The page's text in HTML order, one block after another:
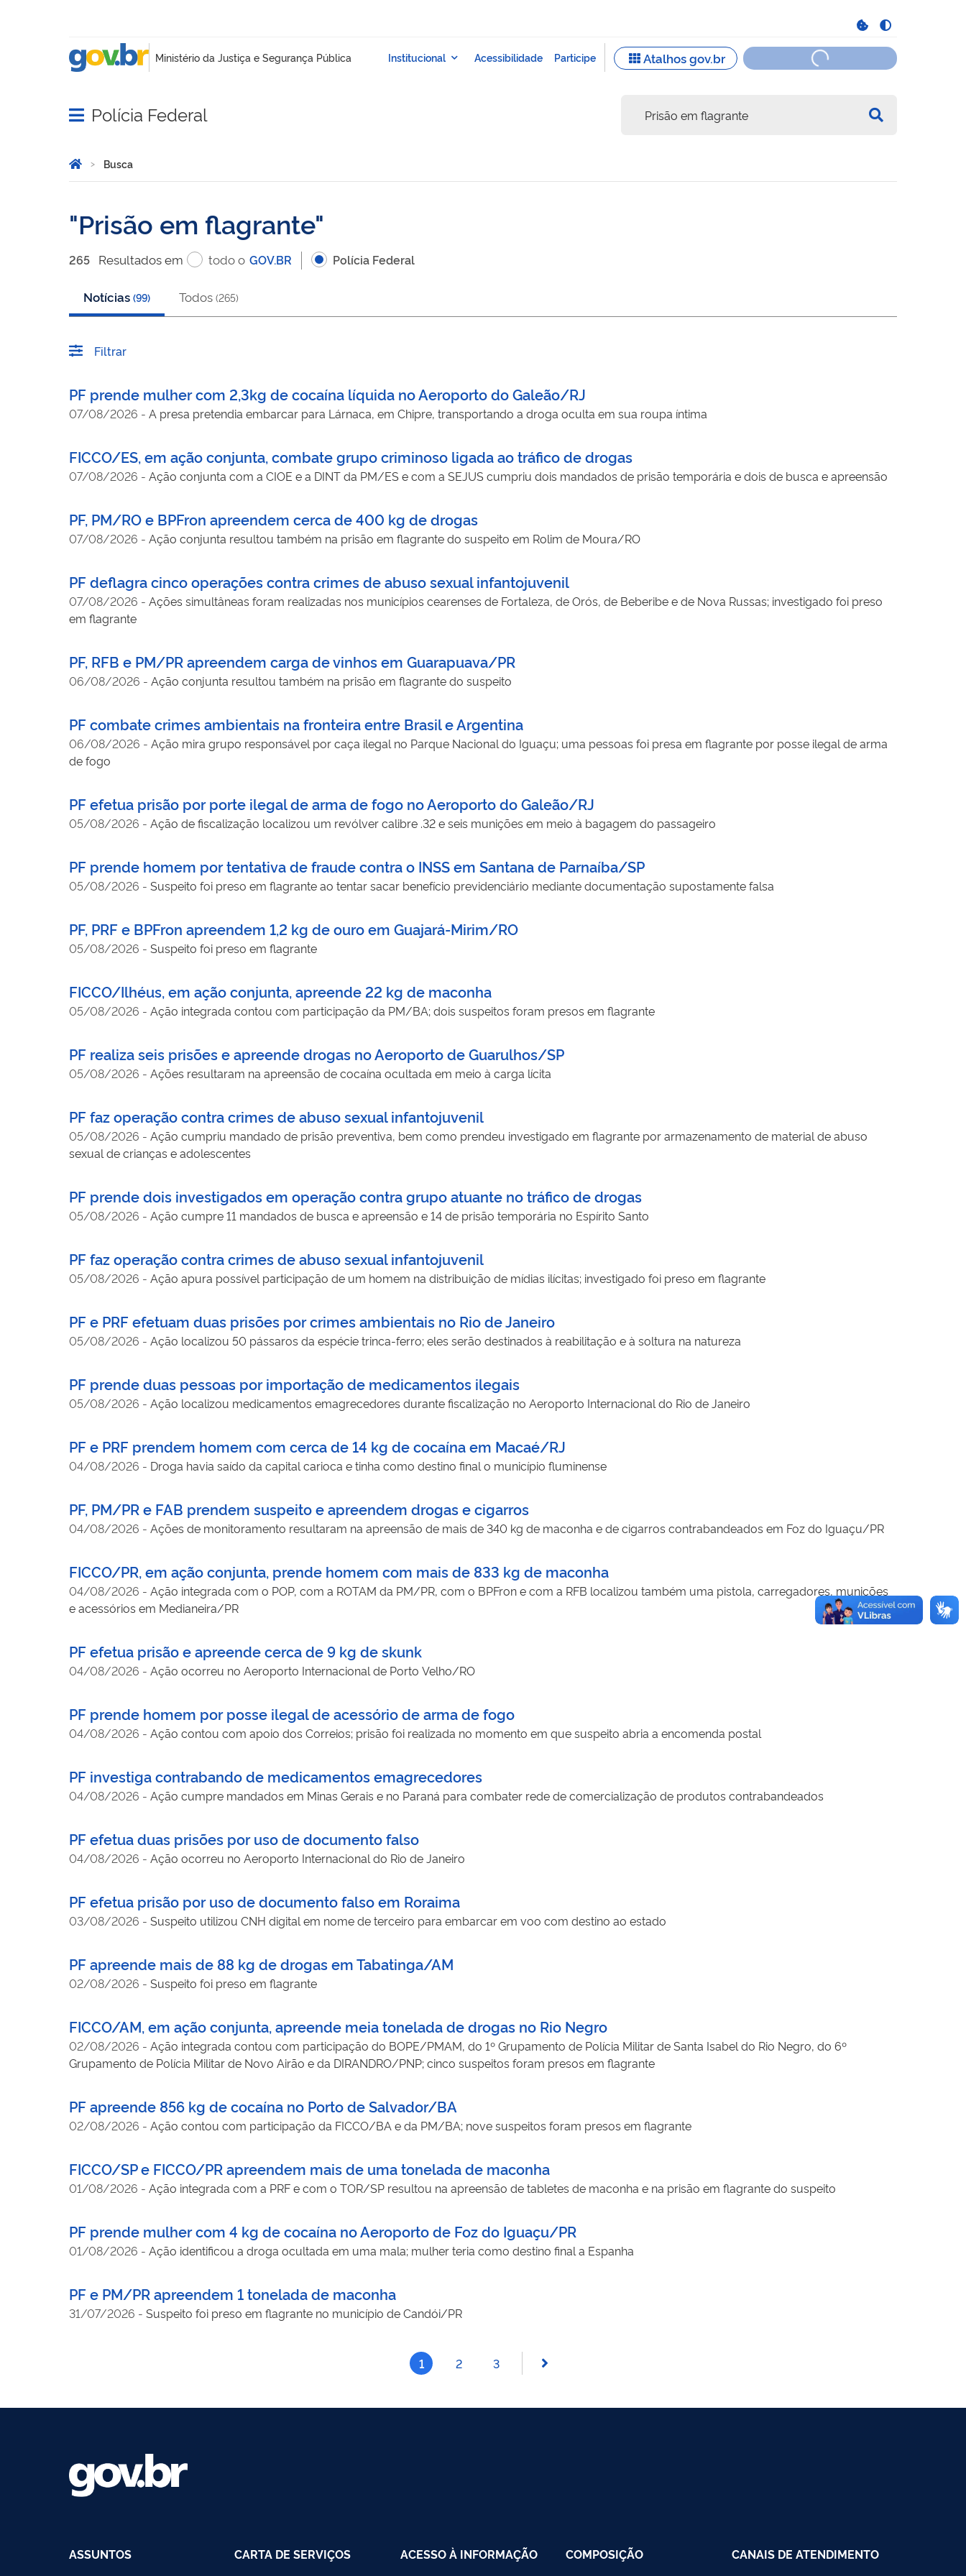
Abrir menu principal de navegação
Polícia Federal
Você está aqui:
Página Inicial
Busca
Prisão em flagrante
265 Resultadosem todo o GOV.BR Polícia Federal
Notícias (99) Todos (265)
Filtrar
PF prende mulher com 2,3kg de cocaína líquida no Aeroporto do Galeão/RJ
07/08/2026 - A presa pretendia embarcar para Lárnaca, em Chipre, transportando a droga oculta em sua roupa íntima
FICCO/ES, em ação conjunta, combate grupo criminoso ligada ao tráfico de drogas
07/08/2026 - Ação conjunta com a CIOE e a DINT da PM/ES e com a SEJUS cumpriu dois mandados de prisão temporária e dois de busca e apreensão
PF, PM/RO e BPFron apreendem cerca de 400 kg de drogas
07/08/2026 - Ação conjunta resultou também na prisão em flagrante do suspeito em Rolim de Moura/RO
PF deflagra cinco operações contra crimes de abuso sexual infantojuvenil
07/08/2026 - Ações simultâneas foram realizadas nos municípios cearenses de Fortaleza, de Orós, de Beberibe e de Nova Russas; investigado foi preso
em flagrante
PF, RFB e PM/PR apreendem carga de vinhos em Guarapuava/PR
06/08/2026 - Ação conjunta resultou também na prisão em flagrante do suspeito
PF combate crimes ambientais na fronteira entre Brasil e Argentina
06/08/2026 - Ação mira grupo responsável por caça ilegal no Parque Nacional do Iguaçu; uma pessoas foi presa em flagrante por posse ilegal de arma
de fogo
PF efetua prisão por porte ilegal de arma de fogo no Aeroporto do Galeão/RJ
05/08/2026 - Ação de fiscalização localizou um revólver calibre .32 e seis munições em meio à bagagem do passageiro
PF prende homem por tentativa de fraude contra o INSS em Santana de Parnaíba/SP
05/08/2026 - Suspeito foi preso em flagrante ao tentar sacar benefício previdenciário mediante documentação supostamente falsa
PF, PRF e BPFron apreendem 1,2 kg de ouro em Guajará-Mirim/RO
05/08/2026 - Suspeito foi preso em flagrante
FICCO/Ilhéus, em ação conjunta, apreende 22 kg de maconha
05/08/2026 - Ação integrada contou com participação da PM/BA; dois suspeitos foram presos em flagrante
PF realiza seis prisões e apreende drogas no Aeroporto de Guarulhos/SP
05/08/2026 - Ações resultaram na apreensão de cocaína ocultada em meio à carga lícita
PF faz operação contra crimes de abuso sexual infantojuvenil
05/08/2026 - Ação cumpriu mandado de prisão preventiva, bem como prendeu investigado em flagrante por armazenamento de material de abuso
sexual de crianças e adolescentes
PF prende dois investigados em operação contra grupo atuante no tráfico de drogas
05/08/2026 - Ação cumpre 11 mandados de busca e apreensão e 14 de prisão temporária no Espírito Santo
PF faz operação contra crimes de abuso sexual infantojuvenil
05/08/2026 - Ação apura possível participação de um homem na distribuição de mídias ilícitas; investigado foi preso em flagrante
PF e PRF efetuam duas prisões por crimes ambientais no Rio de Janeiro
05/08/2026 - Ação localizou 50 pássaros da espécie trinca-ferro; eles serão destinados à reabilitação e à soltura na natureza
PF prende duas pessoas por importação de medicamentos ilegais
05/08/2026 - Ação localizou medicamentos emagrecedores durante fiscalização no Aeroporto Internacional do Rio de Janeiro
PF e PRF prendem homem com cerca de 14 kg de cocaína em Macaé/RJ
04/08/2026 - Droga havia saído da capital carioca e tinha como destino final o município fluminense
PF, PM/PR e FAB prendem suspeito e apreendem drogas e cigarros
04/08/2026 - Ações de monitoramento resultaram na apreensão de mais de 340 kg de maconha e de cigarros contrabandeados em Foz do Iguaçu/PR
FICCO/PR, em ação conjunta, prende homem com mais de 833 kg de maconha
04/08/2026 - Ação integrada com o POP, com a ROTAM da PM/PR, com o BPFron e com a RFB localizou também uma pistola, carregadores, munições
e acessórios em Medianeira/PR
PF efetua prisão e apreende cerca de 9 kg de skunk
04/08/2026 - Ação ocorreu no Aeroporto Internacional de Porto Velho/RO
PF prende homem por posse ilegal de acessório de arma de fogo
04/08/2026 - Ação contou com apoio dos Correios; prisão foi realizada no momento em que suspeito abria a encomenda postal
PF investiga contrabando de medicamentos emagrecedores
04/08/2026 - Ação cumpre mandados em Minas Gerais e no Paraná para combater rede de comercialização de produtos contrabandeados
PF efetua duas prisões por uso de documento falso
04/08/2026 - Ação ocorreu no Aeroporto Internacional do Rio de Janeiro
PF efetua prisão por uso de documento falso em Roraima
03/08/2026 - Suspeito utilizou CNH digital em nome de terceiro para embarcar em voo com destino ao estado
PF apreende mais de 88 kg de drogas em Tabatinga/AM
02/08/2026 - Suspeito foi preso em flagrante
FICCO/AM, em ação conjunta, apreende meia tonelada de drogas no Rio Negro
02/08/2026 - Ação integrada contou com participação do BOPE/PMAM, do 1º Grupamento de Polícia Militar de Santa Isabel do Rio Negro, do 6º
Grupamento de Polícia Militar de Novo Airão e da DIRANDRO/PNP; cinco suspeitos foram presos em flagrante
PF apreende 856 kg de cocaína no Porto de Salvador/BA
02/08/2026 - Ação contou com participação da FICCO/BA e da PM/BA; nove suspeitos foram presos em flagrante
FICCO/SP e FICCO/PR apreendem mais de uma tonelada de maconha
01/08/2026 - Ação integrada com a PRF e com o TOR/SP resultou na apreensão de tabletes de maconha e na prisão em flagrante do suspeito
PF prende mulher com 4 kg de cocaína no Aeroporto de Foz do Iguaçu/PR
01/08/2026 - Ação identificou a droga ocultada em uma mala; mulher teria como destino final a Espanha
PF e PM/PR apreendem 1 tonelada de maconha
31/07/2026 - Suspeito foi preso em flagrante no município de Candói/PR
1 2 3
ASSUNTOS CARTA DE SERVIÇOS ACESSO À INFORMAÇÃO COMPOSIÇÃO CANAIS DE ATENDIMENTO